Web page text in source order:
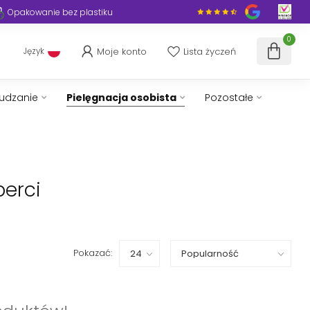
Opakowanie bez plastiku
Język Moje konto Lista życzeń
0
Pielęgnacja osobista Pozostałe
Pokazać: